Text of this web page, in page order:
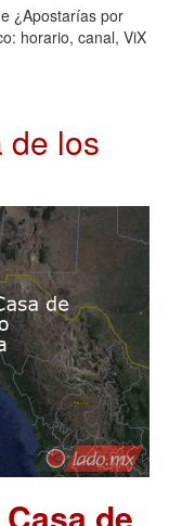
¿Apostarías por
horario, canal, ViX
de los
de